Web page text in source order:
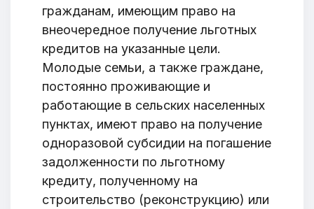
гражданам, имеющим право на
внеочередное получение льготных
кредитов на указанные цели.
Молодые семьи, а также граждане,
постоянно проживающие и
работающие в сельских населенных
пунктах, имеют право на получение
одноразовой субсидии на погашение
задолженности по льготному
кредиту, полученному на
строительство (реконструкцию) или